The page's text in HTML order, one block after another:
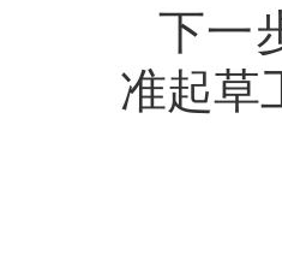
下一
准起草